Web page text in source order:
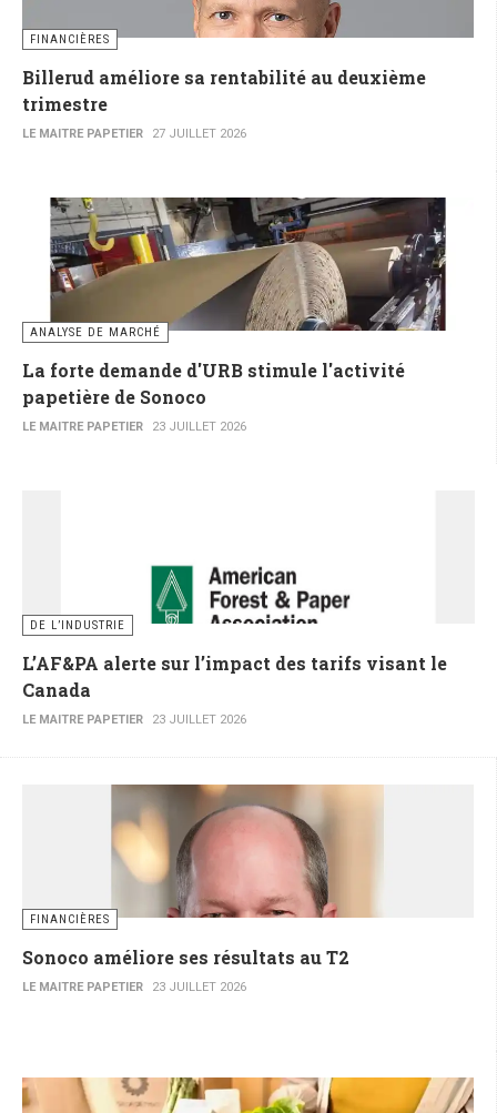
FINANCIÈRES
Billerud améliore sa rentabilité au deuxième
trimestre
LE MAITRE PAPETIER 27 JUILLET 2026
ANALYSE DE MARCHÉ
La forte demande d'URB stimule l'activité
papetière de Sonoco
LE MAITRE PAPETIER 23 JUILLET 2026
DE L’INDUSTRIE
L’AF&PA alerte sur l’impact des tarifs visant le
Canada
LE MAITRE PAPETIER 23 JUILLET 2026
FINANCIÈRES
Sonoco améliore ses résultats au T2
LE MAITRE PAPETIER 23 JUILLET 2026